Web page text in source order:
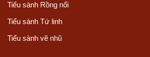
Tiểu sành Rồng nổi
Tiểu sành Tứ linh
Tiểu sành vẽ nhũ